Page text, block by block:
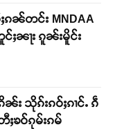
ႈၵၼ်တင်း MNDAA
ႈၼႃး ၵူၼ်းမိူင်း
း သိုၵ်းၵဝ်ႈၵၢင်ႉ ၵဵ
ႈၶဝ်ၵုမ်းၵမ်